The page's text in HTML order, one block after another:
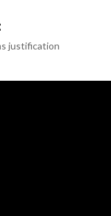
justification